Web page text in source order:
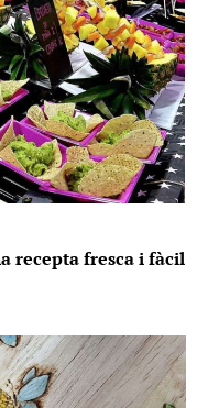
recepta fresca i fàcil